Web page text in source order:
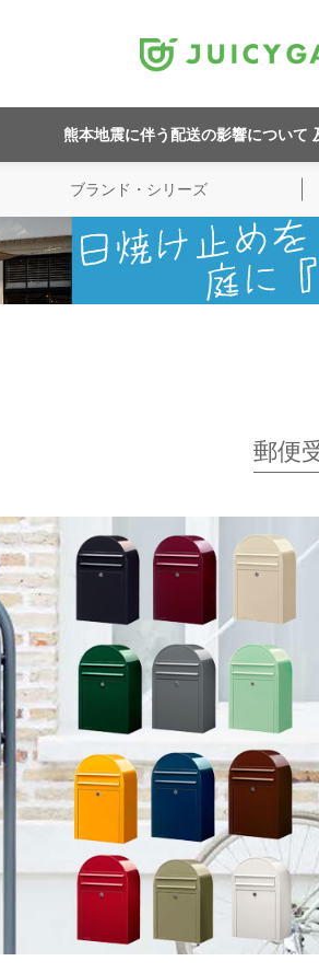
熊本地震に伴う配送の影響について
ブランド・シリーズ
郵便